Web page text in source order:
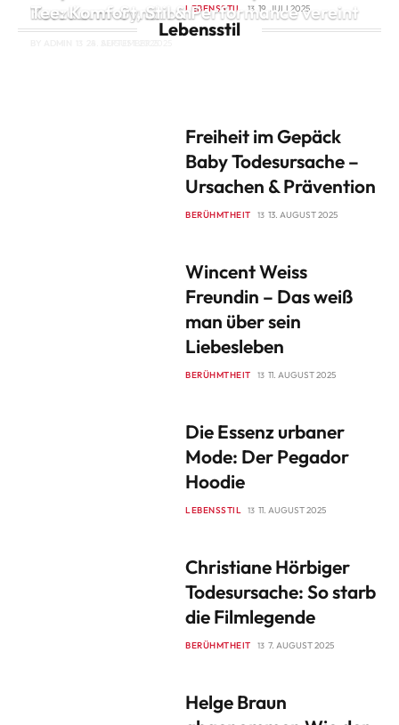
LEBENSSTIL 19. JULI 2025
Lebensstil
Kurzdarm-Syndrom
Tee: Komfort, Stil & Performance vereint
Freiheit im Gepäck
Baby Todesursache –
Ursachen & Prävention
BERÜHMTHEIT 13. AUGUST 2025
Wincent Weiss
Freundin – Das weiß
man über sein
Liebesleben
BERÜHMTHEIT 11. AUGUST 2025
Die Essenz urbaner
Mode: Der Pegador
Hoodie
LEBENSSTIL 11. AUGUST 2025
Christiane Hörbiger
Todesursache: So starb
die Filmlegende
BERÜHMTHEIT 7. AUGUST 2025
Helge Braun